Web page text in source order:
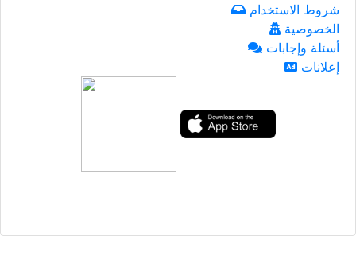
شروط الاستخدام
الخصوصية
أسئلة وإجابات
إعلانات